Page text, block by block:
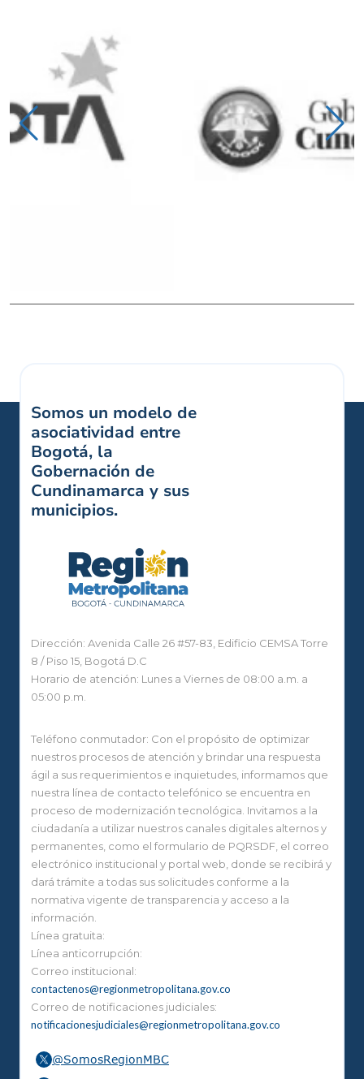
Somos un modelo de
asociatividad entre
Bogotá, la
Gobernación de
Cundinamarca y sus
municipios.
Dirección: Avenida Calle 26 #57-83, Edificio CEMSA Torre
8 / Piso 15, Bogotá D.C
Horario de atención: Lunes a Viernes de 08:00 a.m. a
05:00 p.m.
Teléfono conmutador: Con el propósito de optimizar
nuestros procesos de atención y brindar una respuesta
ágil a sus requerimientos e inquietudes, informamos que
nuestra línea de contacto telefónico se encuentra en
proceso de modernización tecnológica. Invitamos a la
ciudadanía a utilizar nuestros canales digitales alternos y
permanentes, como el formulario de PQRSDF, el correo
electrónico institucional y portal web, donde se recibirá y
dará trámite a todas sus solicitudes conforme a la
normativa vigente de transparencia y acceso a la
información.
Línea gratuita:
Línea anticorrupción:
Correo institucional:
contactenos@regionmetropolitana.gov.co
Correo de notificaciones judiciales:
notificacionesjudiciales@regionmetropolitana.gov.co
@SomosRegionMBC